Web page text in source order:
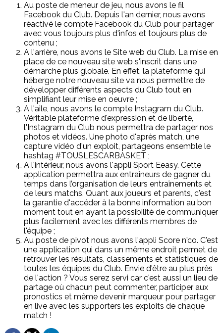
Au poste de meneur de jeu, nous avons le fil
Facebook du Club. Depuis l'an dernier, nous avons
réactivé le compte Facebook du Club pour partager
avec vous toujours plus d'infos et toujours plus de
contenu ;
A l'arrière, nous avons le Site web du Club. La mise en
place de ce nouveau site web s'inscrit dans une
démarche plus globale. En effet, la plateforme qui
héberge notre nouveau site va nous permettre de
développer différents aspects du Club tout en
simplifiant leur mise en oeuvre ;
A l'aile, nous avons le compte Instagram du Club.
Véritable plateforme d'expression et de liberté,
l'Instagram du Club nous permettra de partager nos
photos et vidéos. Une photo d'après match, une
capture vidéo d'un exploit, partageons ensemble le
hashtag #TOUSLESCARBASKET ;
A l'intérieur, nous avons l'appli Sport Eeasy. Cette
application permettra aux entraîneurs de gagner du
temps dans l’organisation de leurs entraînements et
de leurs matchs, Quant aux joueurs et parents, c'est
la garantie d'accéder à la bonne information au bon
moment tout en ayant la possibilité de communiquer
plus facilement avec les différents membres de
l'équipe ;
Au poste de pivot nous avons l'appli Score n'co. C'est
une application qui dans un même endroit permet de
retrouver les résultats, classements et statistiques de
toutes les équipes du Club. Envie d'être au plus près
de l'action ? Vous serez servi car c'est aussi un lieu de
partage où chacun peut commenter, participer aux
pronostics et même devenir marqueur pour partager
en live avec les supporters les exploits de chaque
match !